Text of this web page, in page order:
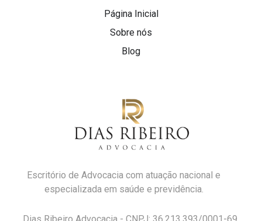
Escritório de Advocacia com atuação nacional e
especializada em saúde e previdência.
Página Inicial
Sobre nós
Blog